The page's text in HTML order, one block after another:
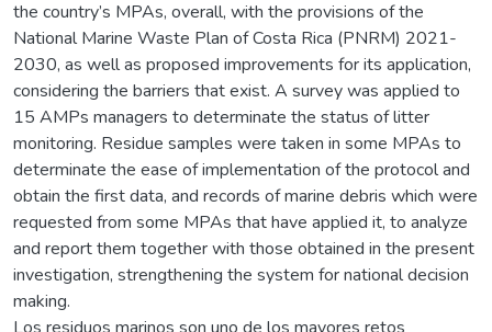
the country’s MPAs, overall, with the provisions of the
National Marine Waste Plan of Costa Rica (PNRM) 2021-
2030, as well as proposed improvements for its application,
considering the barriers that exist. A survey was applied to
15 AMPs managers to determinate the status of litter
monitoring. Residue samples were taken in some MPAs to
determinate the ease of implementation of the protocol and
obtain the first data, and records of marine debris which were
requested from some MPAs that have applied it, to analyze
and report them together with those obtained in the present
investigation, strengthening the system for national decision
making.